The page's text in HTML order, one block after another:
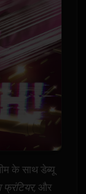
के साथ डेब्यू
फ्रंटियर, और